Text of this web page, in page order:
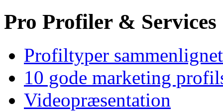
Pro Profiler & Services
Profiltyper sammenlignet
10 gode marketing
Videopræsentation